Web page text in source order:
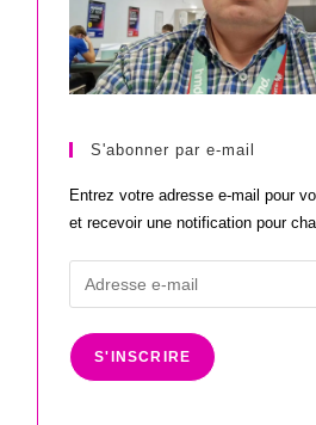
S'abonner par e-mail
Entrez votre adresse e-mail pour
et recevoir une notification pour
Adresse
e-
mail
S'INSCRIRE